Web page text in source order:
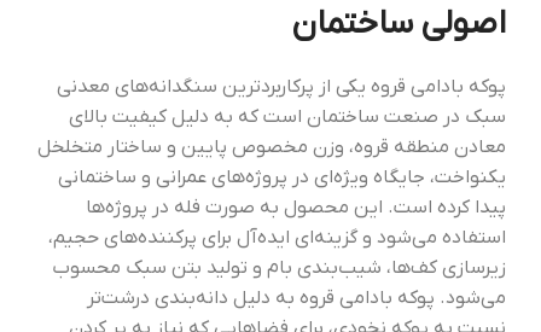
اصولی ساختمان
پوکه بادامی قروه یکی از پرکاربردترین سنگدانه‌های معدنی
سبک در صنعت ساختمان است که به دلیل کیفیت بالای
معادن منطقه قروه، وزن مخصوص پایین و ساختار متخلخل
یکنواخت، جایگاه ویژه‌ای در پروژه‌های عمرانی و ساختمانی
پیدا کرده است. این محصول به صورت فله در پروژه‌ها
استفاده می‌شود و گزینه‌ای ایده‌آل برای پرکننده‌های حجیم،
زیرسازی کف‌ها، شیب‌بندی بام و تولید بتن سبک محسوب
می‌شود. پوکه بادامی قروه به دلیل دانه‌بندی درشت‌تر